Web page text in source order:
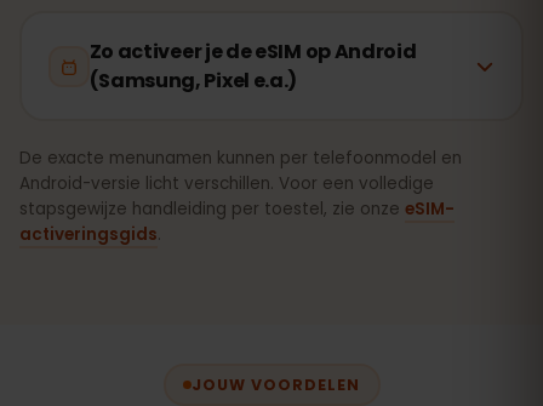
Zo activeer je de eSIM op Android
(Samsung, Pixel e.a.)
De exacte menunamen kunnen per telefoonmodel en
Android-versie licht verschillen. Voor een volledige
stapsgewijze handleiding per toestel, zie onze eSIM-
activeringsgids.
JOUW VOORDELEN